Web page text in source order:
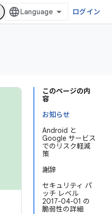
ログイン
このページの内
容
お知らせ
Android と
Google サービス
でのリスク軽減
策
謝辞
セキュリティ パ
ッチ レベル
2017-04-01 の
脆弱性の詳細